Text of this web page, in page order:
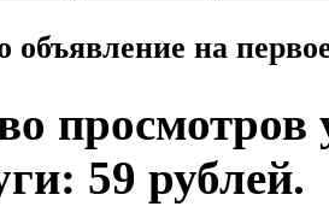
объявление на
просмотров
59 рублей.